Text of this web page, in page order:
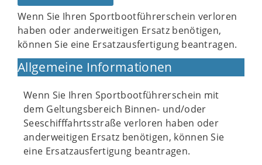
Wenn Sie Ihren Sportbootführerschein verloren
haben oder anderweitigen Ersatz benötigen,
können Sie eine Ersatzausfertigung beantragen.
Allgemeine Informationen
Wenn Sie Ihren Sportbootführerschein mit
dem Geltungsbereich Binnen- und/oder
Seeschifffahrtsstraße verloren haben oder
anderweitigen Ersatz benötigen, können Sie
eine Ersatzausfertigung beantragen.